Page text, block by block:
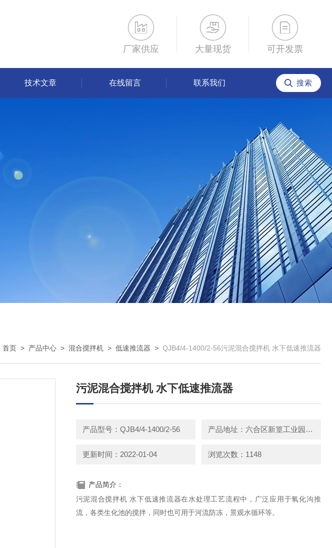
厂家供应 大量现货 可开发票
技术文章 在线留言 联系我们
首页 > 产品中心 > 混合搅拌机 > 低速推流器 > QJB4/4-1400/2-56污泥混合搅拌机 水下低速推流器
污泥混合搅拌机 水下低速推流器
产品型号：QJB4/4-1400/2-56 产品地址：六合区新篁工业园园区中路3号
更新时间：2022-01-04 浏览次数：1148
产品简介：
污泥混合搅拌机 水下低速推流器在水处理工艺流程中，广泛应用于氧化沟推
流，各类生化池的搅拌，同时也可用于河流防冻，景观水循环等。